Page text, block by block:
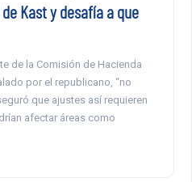
Kast y desafía a que
de la Comisión de Hacienda
por el republicano, “no
que ajustes así requieren
afectar áreas como